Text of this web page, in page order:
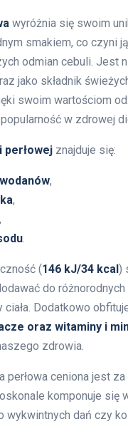
wyróżnia się swoim
smakiem, co czyni
odmian cebuli. Jest
jako składnik
swoim wartościom
w zdrowej
perłowej znajduje się:
,
,
,
(146 kJ/34 kcal)
do
Dodatkowo
oraz witaminy i
zdrowia.
perłowa ceniona jest
komponuje się
wykwintnych dań czy